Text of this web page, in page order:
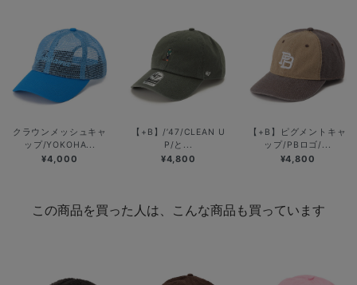
クラウンメッシュキャ
ップ/YOKOHA...
¥4,000
【+B】/’47/CLEAN U
P/と...
¥4,800
【+B】ピグメントキャ
ップ/PBロゴ/...
¥4,800
この商品を買った人は、こんな商品も買っています